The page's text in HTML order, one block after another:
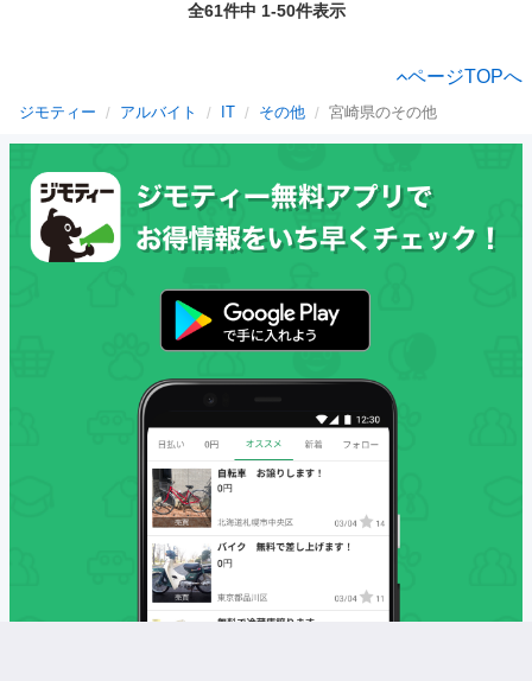
全61件中 1-50件表示
ページTOPへ
ジモティー アルバイト IT その他 宮崎県のその他